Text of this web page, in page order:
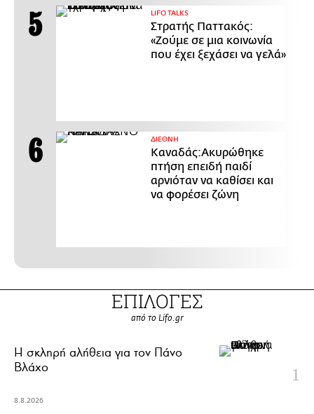
LIFO TALKS
Στρατής Παττακός:
«Ζούμε σε μια κοινωνία
που έχει ξεχάσει να γελά»
ΔΙΕΘΝΗ
Καναδάς:Ακυρώθηκε
πτήση επειδή παιδί
αρνιόταν να καθίσει και
να φορέσει ζώνη
ΕΠΙΛΟΓΕΣ
από το Lifo.gr
H σκληρή αλήθεια για τον Πάνο
Βλάχο
8.8.2026